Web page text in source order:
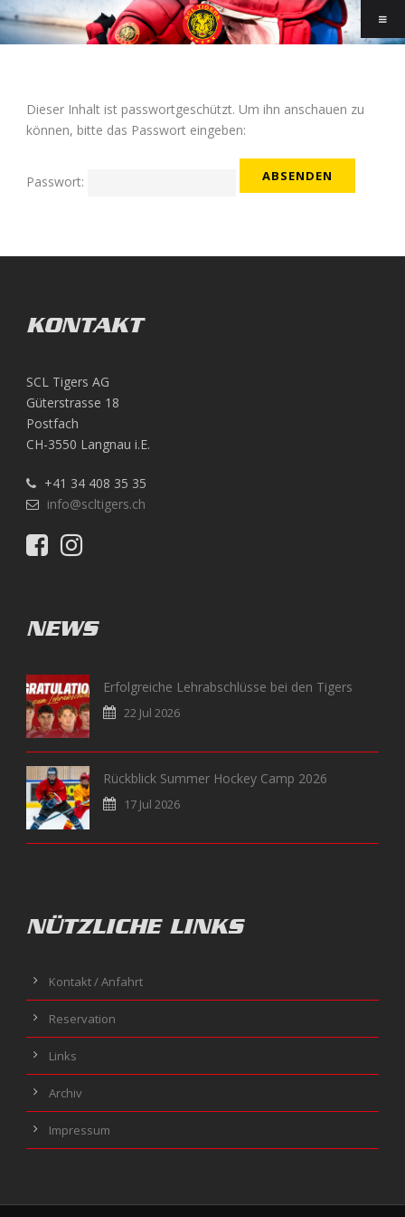
Dieser Inhalt ist passwortgeschützt. Um ihn anschauen zu
können, bitte das Passwort eingeben:
Passwort:
KONTAKT
SCL Tigers AG
Güterstrasse 18
Postfach
CH-3550 Langnau i.E.
+41 34 408 35 35
info@scltigers.ch
NEWS
Erfolgreiche Lehrabschlüsse bei den Tigers
22 Jul 2026
Rückblick Summer Hockey Camp 2026
17 Jul 2026
NÜTZLICHE LINKS
Kontakt / Anfahrt
Reservation
Links
Archiv
Impressum